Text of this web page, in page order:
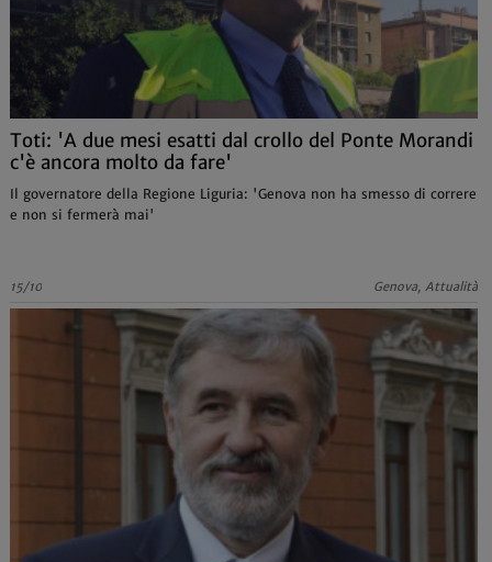
Toti: 'A due mesi esatti dal crollo del Ponte Morandi
c'è ancora molto da fare'
Il governatore della Regione Liguria: 'Genova non ha smesso di correre
e non si fermerà mai'
15/10 Genova, Attualità